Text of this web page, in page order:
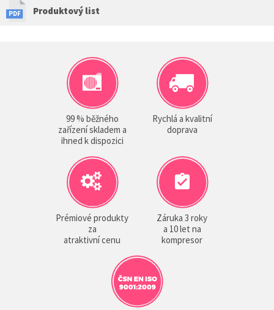
Produktový list
99 % běžného
zařízení skladem a
ihned k dispozici
Rychlá a kvalitní
doprava
Prémiové produkty
za
atraktivní cenu
Záruka 3 roky
a 10 let na
kompresor